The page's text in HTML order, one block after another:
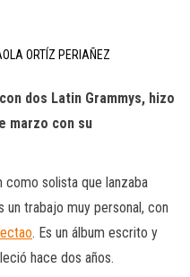
ORTÍZ PERIAÑEZ
dos Latin Grammys, hizo
marzo con su
como solista que lanzaba
un trabajo muy personal, con
. Es un álbum escrito y
hace dos años.